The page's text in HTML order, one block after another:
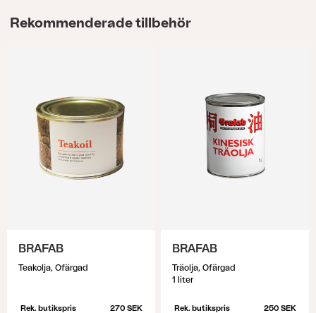
Rekommenderade tillbehör
BRAFAB
Teakolja, Ofärgad
Rek. butikspris 270 SEK
BRAFAB
Träolja, Ofärgad
1 liter
Rek. butikspris 250 SEK